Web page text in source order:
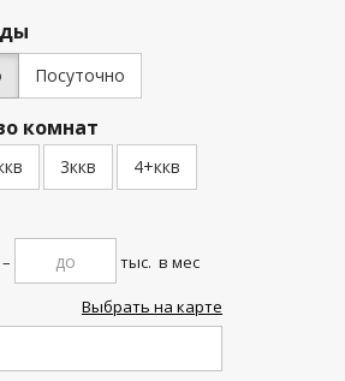
Посуточно
комнат
3ккв 4+ккв
– тыс. в мес
Выбрать на карте